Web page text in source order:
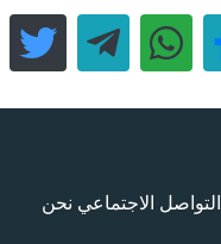
التواصل الاجتماعي نحن